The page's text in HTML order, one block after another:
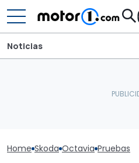
Noticias
Home Skoda Octavia Pruebas